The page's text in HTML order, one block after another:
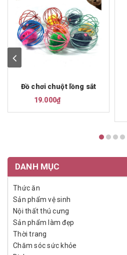
Đồ chơi chuột lồng sắt
19.000₫
DANH MỤC
Thức ăn
Sản phẩm vệ sinh
Nội thất thú cưng
Sản phẩm làm đẹp
Thời trang
Chăm sóc sức khỏe